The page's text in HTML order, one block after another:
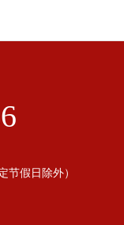
节假日除外）